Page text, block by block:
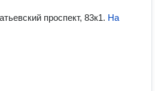
проспект, 83к1. На